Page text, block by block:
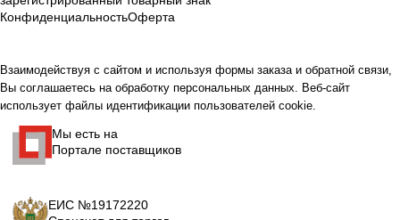
КонфиденциальностьОферта
Взаимодействуя с сайтом и используя формы заказа и обратной связи,
Вы соглашаетесь на обработку персональных данных. Веб-сайт
использует файлы идентификации пользователей cookie.
Мы есть на
Портале поставщиков
ЕИС №19172220